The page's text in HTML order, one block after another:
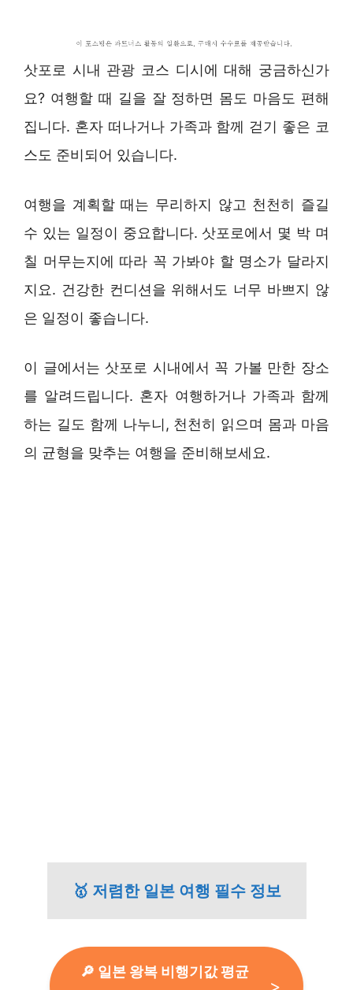
삿포로 시내 관광 코스 디시에 대해 궁금하신가
요? 여행할 때 길을 잘 정하면 몸도 마음도 편해
집니다. 혼자 떠나거나 가족과 함께 걷기 좋은 코
스도 준비되어 있습니다.
여행을 계획할 때는 무리하지 않고 천천히 즐길
수 있는 일정이 중요합니다. 삿포로에서 몇 박 며
칠 머무는지에 따라 꼭 가봐야 할 명소가 달라지
지요. 건강한 컨디션을 위해서도 너무 바쁘지 않
은 일정이 좋습니다.
이 글에서는 삿포로 시내에서 꼭 가볼 만한 장소
를 알려드립니다. 혼자 여행하거나 가족과 함께
하는 길도 함께 나누니, 천천히 읽으며 몸과 마음
의 균형을 맞추는 여행을 준비해보세요.
🥇 저렴한 일본 여행 필수 정보
🔎 일본 왕복 비행기값 평균